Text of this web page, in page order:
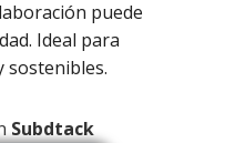
puede
Ideal para
sostenibles.
Subdtack